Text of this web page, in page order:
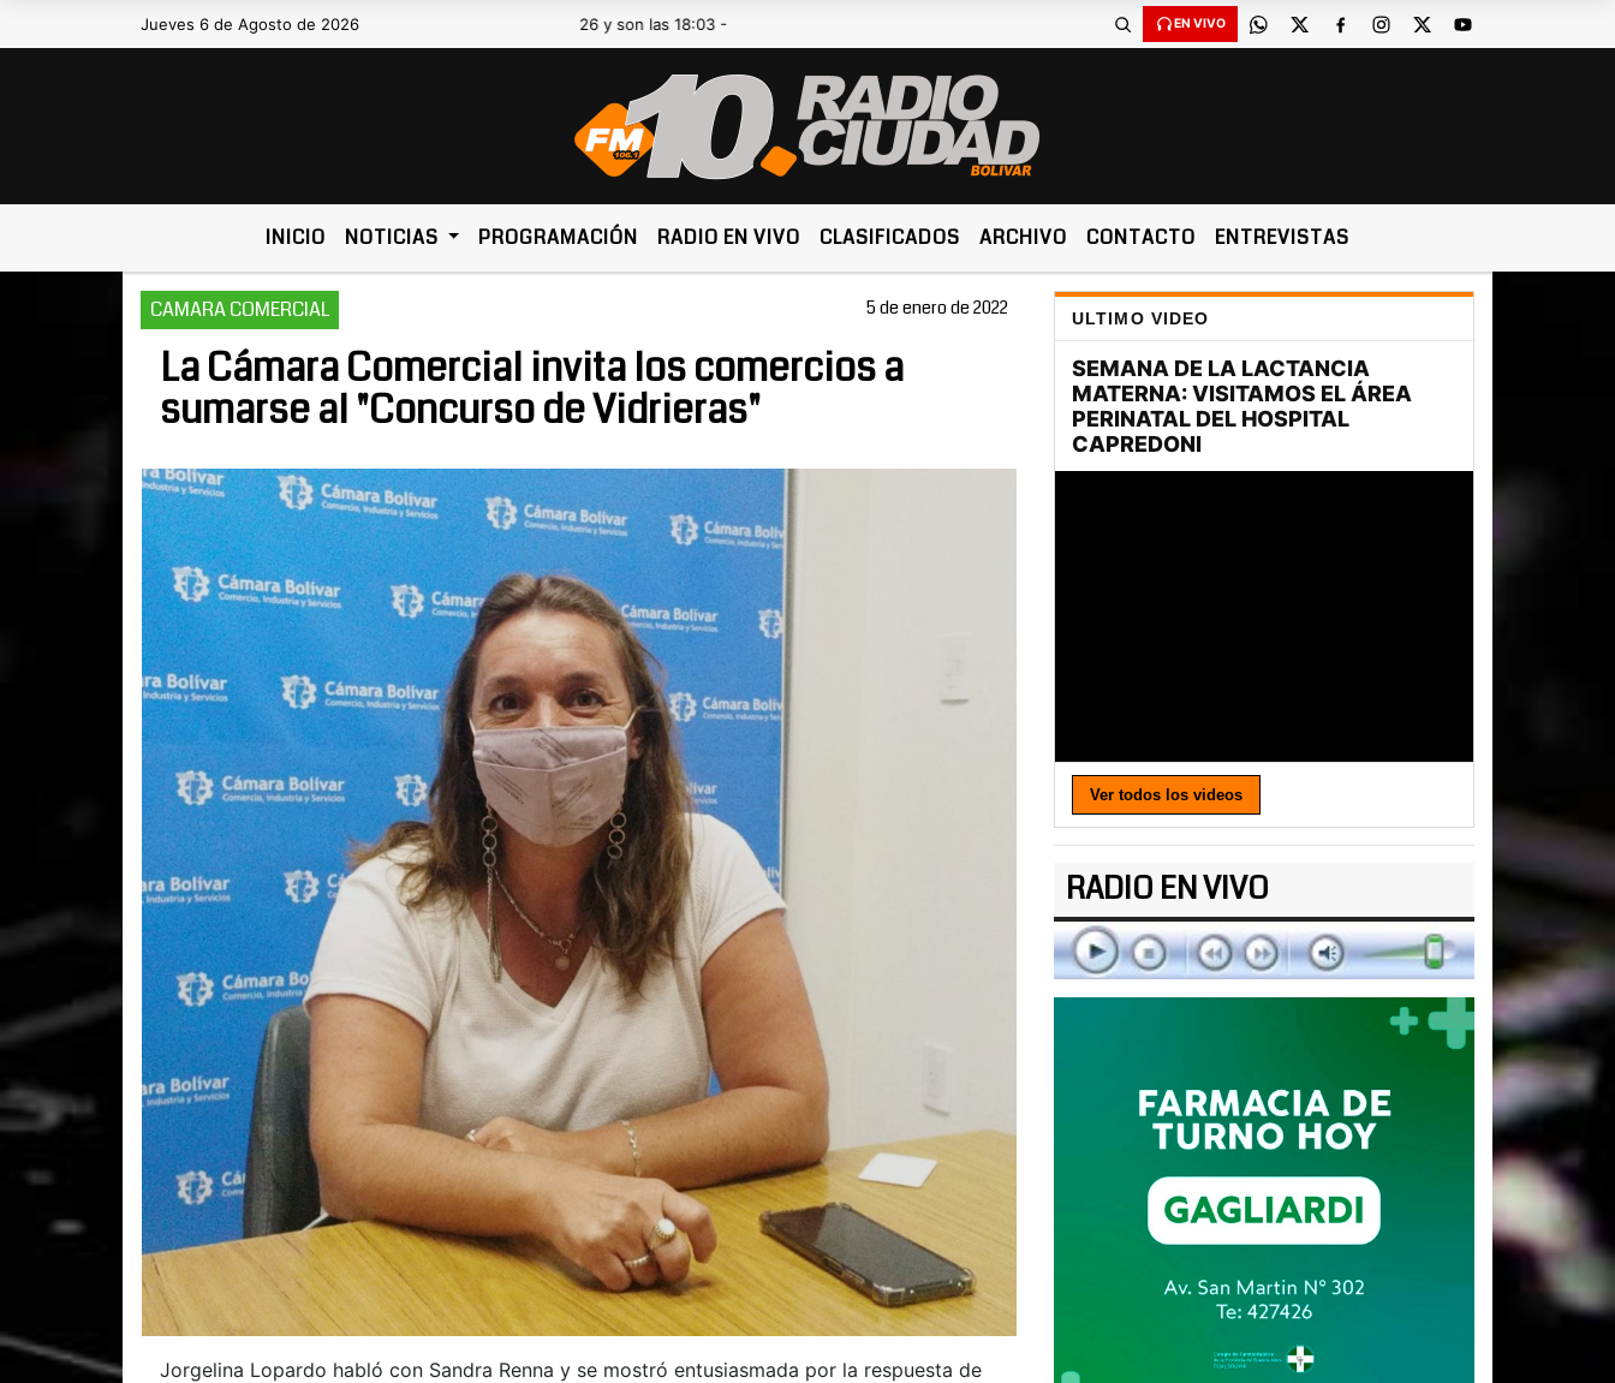
Jueves 6 de Agosto de 2026Hoy es Jueves 6 de Agosto de 2026 y son las 18:03 - EN VIVO
INICIO NOTICIAS PROGRAMACIÓN RADIO EN VIVO CLASIFICADOS ARCHIVO CONTACTO ENTREVISTAS
CAMARA COMERCIAL 5 de enero de 2022
La Cámara Comercial invita los comercios a
sumarse al "Concurso de Vidrieras"
Jorgelina Lopardo habló con Sandra Renna y se mostró entusiasmada por la respuesta de
ULTIMO VIDEO
Ver todos los videos
RADIO EN VIVO